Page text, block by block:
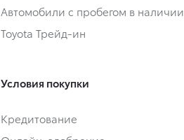
Автомобили с пробегом в наличии
Toyota Трейд-ин
Условия покупки
Кредитование